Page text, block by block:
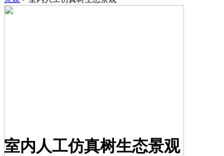
室内人工仿真树生态景观